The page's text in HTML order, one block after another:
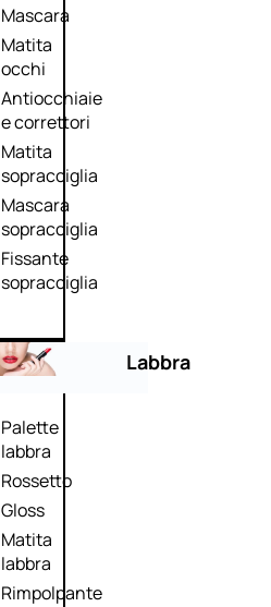
Mascara
Matita
occhi
Antiocchiaie
e correttori
Matita
sopracciglia
Mascara
sopracciglia
Fissante
sopracciglia
Labbra
Palette
labbra
Rossetto
Gloss
Matita
labbra
Rimpolpante